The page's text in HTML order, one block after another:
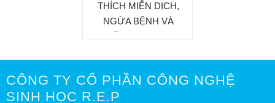
THÍCH MIỄN DỊCH,
NGỪA BỆNH VÀ
CÔNG TY CỔ PHẦN CÔNG NGHỆ
SINH HỌC R.E.P